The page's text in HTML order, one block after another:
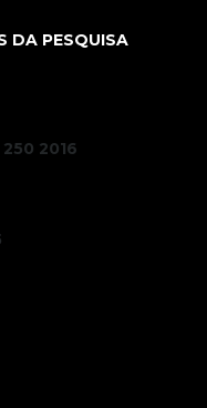
DA PESQUISA
250 2016